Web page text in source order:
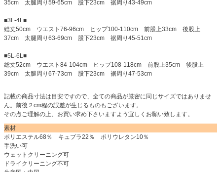
35cm 太腿周り59-65cm 股下23cm 裾周り43-49cm
■3L-4L■
総丈50cm ウエスト76-96cm ヒップ100-110cm 前股上33cm 後股上
37cm 太腿周り63-69cm 股下23cm 裾周り45-51cm
■5L-6L■
総丈52cm ウエスト84-104cm ヒップ108-118cm 前股上35cm 後股上
39cm 太腿周り67-73cm 股下23cm 裾周り47-53cm
記載の商品寸法は目安ですので、全ての商品が厳密に同じサイズではありませ
ん。前後２cm程の誤差が生じるものもございます。
その点ご理解の上、お買い求め下さいますよう宜しくお願い致します。
素材
ポリエステル68％ キュプラ22％ ポリウレタン10％
手洗い可
ウェットクリーニング可
ドライクリーニング不可